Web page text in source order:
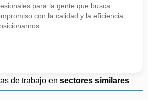
para la gente que busca
con la calidad y la eficiencia
...
de trabajo en sectores similares